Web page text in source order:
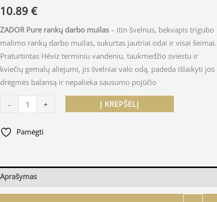
10.89 €
ZADOR Pure rankų darbo muilas – itin švelnus, bekvapis trigubo
malimo rankų darbo muilas, sukurtas jautriai odai ir visai šeimai.
Praturtintas Hévíz terminiu vandeniu, taukmedžio sviestu ir
kviečių gemalų aliejumi, jis švelniai valo odą, padeda išlaikyti jos
drėgmės balansą ir nepalieka sausumo pojūčio
- + Į KREPŠELĮ
Pamėgti
Aprašymas